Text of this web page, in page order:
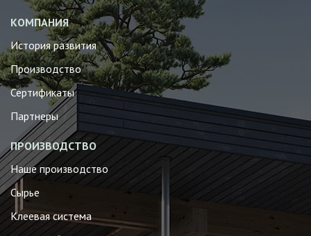
КОМПАНИЯ
История развития
Производство
Сертификаты
Партнеры
ПРОИЗВОДСТВО
Наше производство
Сырье
Клеевая система